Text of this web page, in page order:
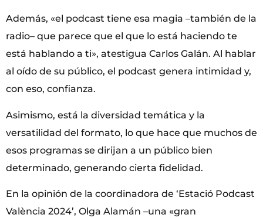
Además, «el podcast tiene esa magia –también de la
radio– que parece que el que lo está haciendo te
está hablando a ti», atestigua Carlos Galán. Al hablar
al oído de su público, el podcast genera intimidad y,
con eso, confianza.
Asimismo, está la diversidad temática y la
versatilidad del formato, lo que hace que muchos de
esos programas se dirijan a un público bien
determinado, generando cierta fidelidad.
En la opinión de la coordinadora de ‘Estació Podcast
València 2024’, Olga Alamán –una «gran